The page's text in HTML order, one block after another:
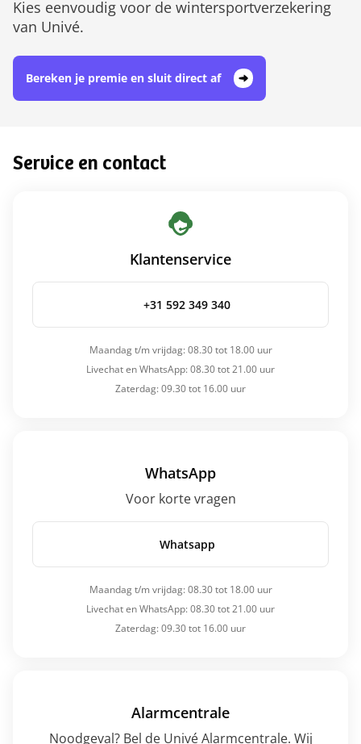
Kies eenvoudig voor de wintersportverzekering
van Univé.
Bereken je premie en sluit direct af
Service en contact
Klantenservice
+31 592 349 340
Maandag t/m vrijdag: 08.30 tot 18.00 uur
Livechat en WhatsApp: 08.30 tot 21.00 uur
Zaterdag: 09.30 tot 16.00 uur
WhatsApp
Voor korte vragen
Whatsapp
Maandag t/m vrijdag: 08.30 tot 18.00 uur
Livechat en WhatsApp: 08.30 tot 21.00 uur
Zaterdag: 09.30 tot 16.00 uur
Alarmcentrale
Noodgeval? Bel de Univé Alarmcentrale. Wij